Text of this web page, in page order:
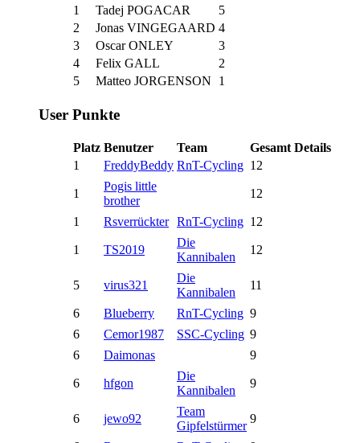
1
Tadej POGACAR
5
2
Jonas VINGEGAARD 4
3
Oscar ONLEY
3
4
Felix GALL
2
5
Matteo JORGENSON 1
User Punkte
Platz Benutzer Team Gesamt Details
1
FreddyBeddy RnT-Cycling 12
1
Pogis little
brother
12
1 Rsverrückter RnT-Cycling 12
1 TS2019
Die
Kannibalen
12
5 virus321
Die
Kannibalen
11
6 Blueberry RnT-Cycling 9
6
Cemor1987 SSC-Cycling 9
6
Daimonas 9
6 hfgon
Die
Kannibalen
9
6 jewo92
Team
Gipfelstürmer
9